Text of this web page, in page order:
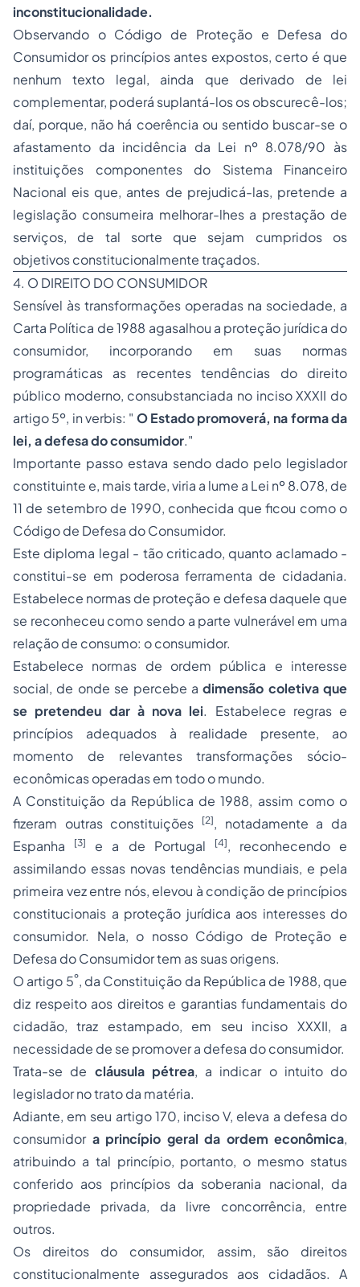
inconstitucionalidade.
Observando o Código de Proteção e Defesa do
Consumidor os princípios antes expostos, certo é que
nenhum texto legal, ainda que derivado de lei
complementar, poderá suplantá-los os obscurecê-los;
daí, porque, não há coerência ou sentido buscar-se o
afastamento da incidência da Lei nº 8.078/90 às
instituições componentes do Sistema Financeiro
Nacional eis que, antes de prejudicá-las, pretende a
legislação consumeira melhorar-lhes a prestação de
serviços, de tal sorte que sejam cumpridos os
objetivos constitucionalmente traçados.
4. O DIREITO DO CONSUMIDOR
Sensível às transformações operadas na sociedade, a
Carta Política de 1988 agasalhou a proteção jurídica do
consumidor, incorporando em suas normas
programáticas as recentes tendências do direito
público moderno, consubstanciada no inciso XXXII do
artigo 5º, in verbis: " O Estado promoverá, na forma da
lei, a defesa do consumidor."
Importante passo estava sendo dado pelo legislador
constituinte e, mais tarde, viria a lume a Lei nº 8.078, de
11 de setembro de 1990, conhecida que ficou como o
Código de Defesa do Consumidor.
Este diploma legal - tão criticado, quanto aclamado -
constitui-se em poderosa ferramenta de cidadania.
Estabelece normas de proteção e defesa daquele que
se reconheceu como sendo a parte vulnerável em uma
relação de consumo: o consumidor.
Estabelece normas de ordem pública e interesse
social, de onde se percebe adimensão coletiva que
se pretendeu dar à nova lei. Estabelece regras e
princípios adequados à realidade presente, ao
momento de relevantes transformações sócio-
econômicas operadas em todo o mundo.
A Constituição da República de 1988, assim como o
fizeram outras constituições
[2], notadamente a da
Espanha
[3] e a de Portugal [4], reconhecendo e
assimilando essas novas tendências mundiais, e pela
primeira vez entre nós, elevou à condição de princípios
constitucionais a proteção jurídica aos interesses do
consumidor. Nela, o nosso Código de Proteção e
Defesa do Consumidor tem as suas origens.
O artigo 5º, da Constituição da República de 1988, que
diz respeito aos direitos e garantias fundamentais do
cidadão, traz estampado, em seu inciso XXXII, a
necessidade de se promover a defesa do consumidor.
Trata-se de cláusula pétrea, a indicar o intuito do
legislador no trato da matéria.
Adiante, em seu artigo 170, inciso V, eleva a defesa do
consumidor a princípio geral da ordem econômica,
atribuindo a tal princípio, portanto, o mesmo status
conferido aos princípios da soberania nacional, da
propriedade privada, da livre concorrência, entre
outros.
Os direitos do consumidor, assim, são direitos
constitucionalmente assegurados aos cidadãos. A